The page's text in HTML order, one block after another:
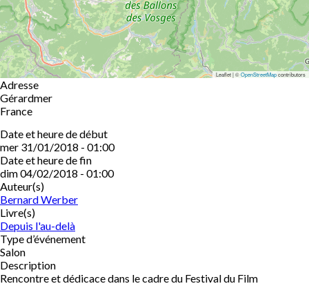
Leaflet | ©OpenStreetMapcontributors
Adresse
Gérardmer
France
Date et heure de début
mer 31/01/2018 - 01:00
Date et heure de fin
dim 04/02/2018 - 01:00
Auteur(s)
Bernard Werber
Livre(s)
Depuis l'au-delà
Type d’événement
Salon
Description
Rencontre et dédicace dans le cadre du Festival du Film